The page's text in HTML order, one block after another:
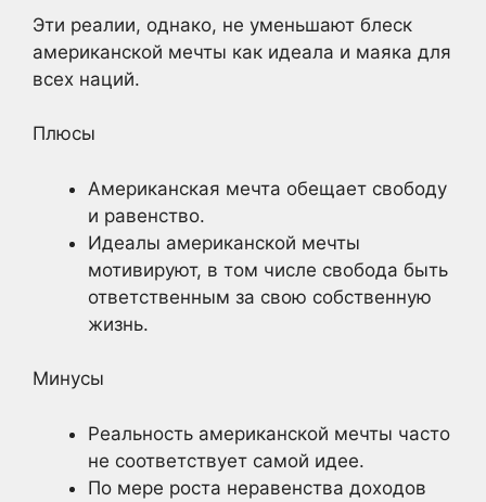
Эти реалии, однако, не уменьшают блеск
американской мечты как идеала и маяка для
всех наций.
Плюсы
Американская мечта обещает свободу
и равенство.
Идеалы американской мечты
мотивируют, в том числе свобода быть
ответственным за свою собственную
жизнь.
Минусы
Реальность американской мечты часто
не соответствует самой идее.
По мере роста неравенства доходов